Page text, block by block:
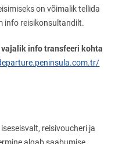
on võimalik tellida
info reisikonsultandilt.
info transfeeri kohta
reisivoucheri ja